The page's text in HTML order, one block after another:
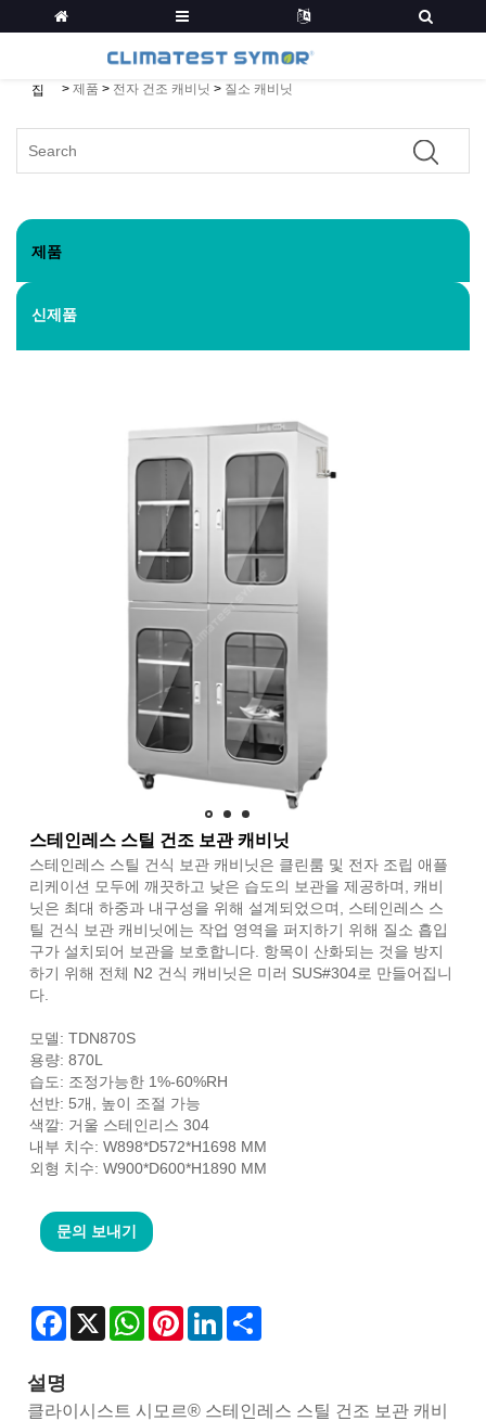
집 > 제품 > 전자 건조 캐비닛 > 질소 캐비닛
제품
신제품
스테인레스 스틸 건조 보관 캐비닛
스테인레스 스틸 건식 보관 캐비닛은 클린룸 및 전자 조립 애플
리케이션 모두에 깨끗하고 낮은 습도의 보관을 제공하며, 캐비
닛은 최대 하중과 내구성을 위해 설계되었으며, 스테인레스 스
틸 건식 보관 캐비닛에는 작업 영역을 퍼지하기 위해 질소 흡입
구가 설치되어 보관을 보호합니다. 항목이 산화되는 것을 방지
하기 위해 전체 N2 건식 캐비닛은 미러 SUS#304로 만들어집니
다.
모델: TDN870S
용량: 870L
습도: 조정가능한 1%-60%RH
선반: 5개, 높이 조절 가능
색깔: 거울 스테인리스 304
내부 치수: W898*D572*H1698 MM
외형 치수: W900*D600*H1890 MM
문의 보내기
Facebook
X WhatsAppPinterestLinkedIn
설명
클라이시스트 시모르® 스테인레스 스틸 건조 보관 캐비